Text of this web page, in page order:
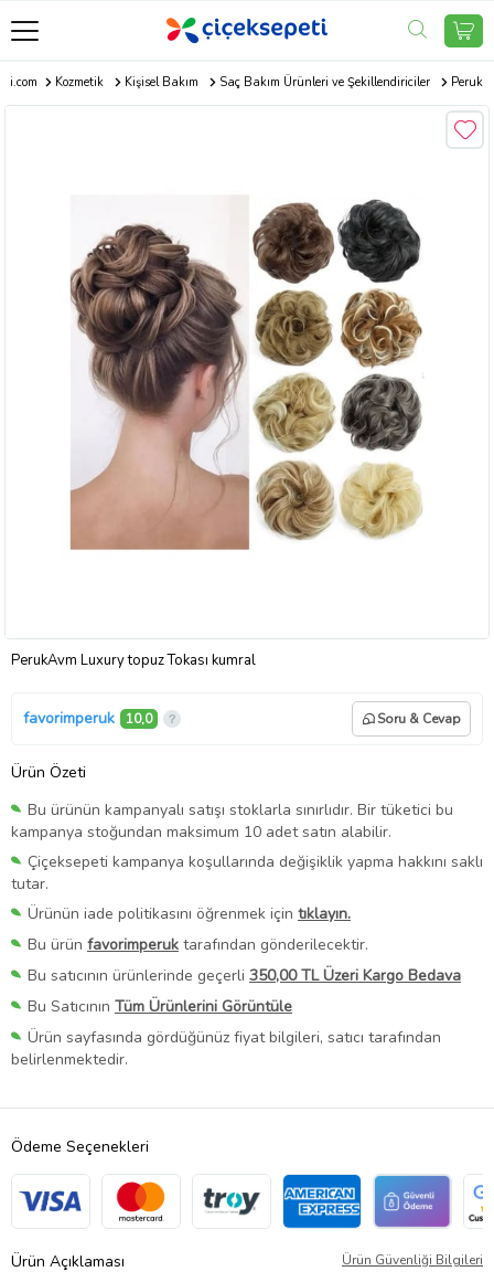
Kozmetik Kişisel Bakım Saç Bakım Ürünleri ve Şekillendiriciler Peruk
PerukAvm Luxury topuz Tokası kumral
favorimperuk 10,0 Soru & Cevap
Ürün Özeti
Bu ürünün kampanyalı satışı stoklarla sınırlıdır. Bir tüketici bu
kampanya stoğundan maksimum 10 adet satın alabilir.
Çiçeksepeti kampanya koşullarında değişiklik yapma hakkını saklı
tutar.
Ürünün iade politikasını öğrenmek için tıklayın.
Bu ürün favorimperuk tarafından gönderilecektir.
Bu satıcının ürünlerinde geçerli 350,00 TL Üzeri Kargo Bedava
Bu Satıcının Tüm Ürünlerini Görüntüle
Ürün sayfasında gördüğünüz fiyat bilgileri, satıcı tarafından
belirlenmektedir.
Ödeme Seçenekleri
Ürün Açıklaması Ürün Güvenliği Bilgileri